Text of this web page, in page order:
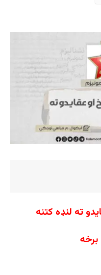
ته لنډه کتنه